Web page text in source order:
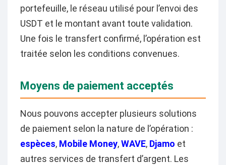
portefeuille, le réseau utilisé pour l’envoi des
USDT et le montant avant toute validation.
Une fois le transfert confirmé, l’opération est
traitée selon les conditions convenues.
Moyens de paiement acceptés
Nous pouvons accepter plusieurs solutions
de paiement selon la nature de l’opération :
espèces, Mobile Money,WAVE, Djamo et
autres services de transfert d’argent. Les